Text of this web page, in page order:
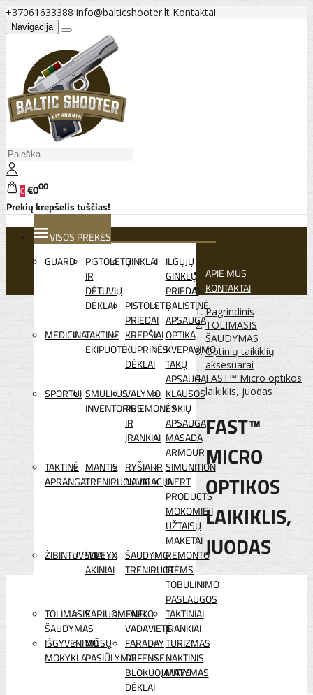
+37061633388 info@balticshooter.lt Kontaktai
Navigacija
0€000
Prekių krepšelis tuščias!
VISOS PREKĖS
GUARD
PISTOLETŲ
IR
DĖTUVIŲ
DĖKLAI
GINKLAI ILGŲJŲ
GINKLŲ
PRIEDAI
PISTOLETŲ
PRIEDAI
BALISTINĖ
APSAUGA
MEDICINATAKTINĖ
EKIPUOTĖ
KREPŠIAI
KUPRINĖS
DĖKLAI
OPTIKA
KVĖPAVIMO
TAKŲ
APSAUGA
SPORTUI SMULKUS
INVENTORIUS
VALYMO
PRIEMONĖS
IR
ĮRANKIAI
KLAUSOS
/ AKIŲ
APSAUGA
MASADA
ARMOUR
TAKTINĖ
APRANGA
MANTIS
TRENIRUOKLIAI
RYŠIAI IR
NAVIGACIJA
SIMUNITION
INERT
PRODUCTS
MOKOMIEJI
UŽTAISŲ
MAKETAI
ŽIBINTUVĖLIAI
WILEYX
AKINIAI
ŠAUDYMO
TRENIRUOTĖMS
REMONTO
IR
TOBULINIMO
PASLAUGOS
TOLIMASIS
ŠAUDYMAS
KARIUOMENEI
LAUKO
VADAVIETĖ
TAKTINIAI
ĮRANKIAI
IŠGYVENIMO
MOKYKLA
MŪSŲ
PASIŪLYMAI
FARADAY
DEFENSE
BLOKUOJANTYS
DĖKLAI
TURIZMAS
NAKTINIS
MATYMAS
APIE MUS
KONTAKTAI
Pagrindinis
TOLIMASIS
ŠAUDYMAS
Optinių taikiklių
aksesuarai
FAST™ Micro optikos
laikiklis, juodas
FAST™
MICRO
OPTIKOS
LAIKIKLIS,
JUODAS